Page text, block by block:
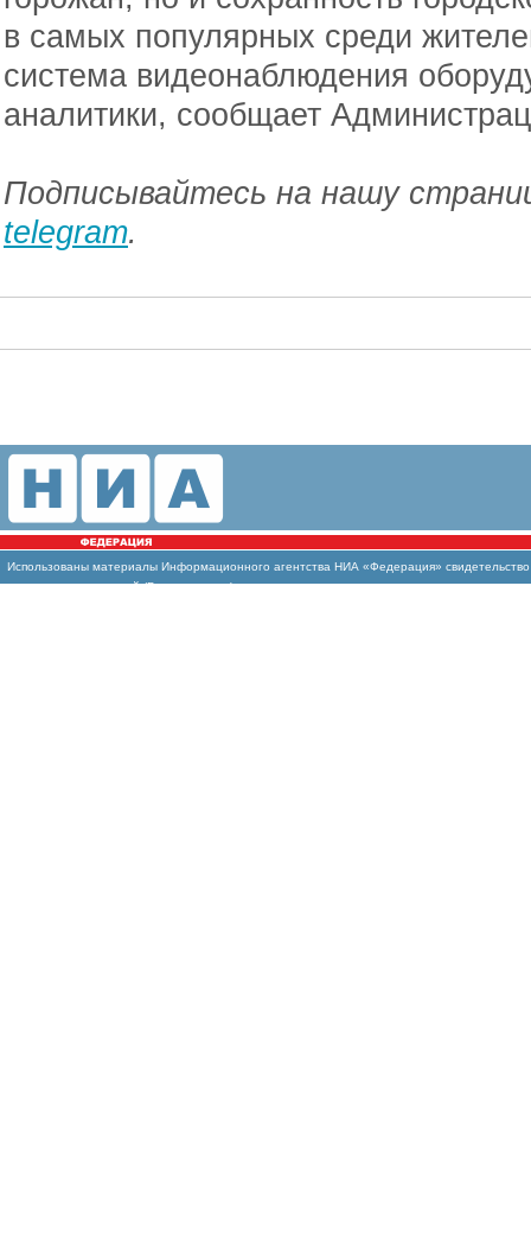
в самых популярных среди
система видеонаблюдения
аналитики, сообщает
Подписывайтесь на нашу
telegram.
Использованы материалы Информационного агентства НИА «Федерация»
массовых коммуникаций (Роскомнадзор)